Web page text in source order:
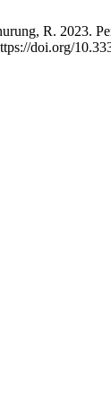
R. 2023.
doi.org/